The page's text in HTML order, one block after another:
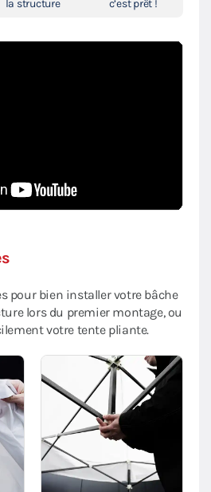
la structure
c’est prêt !
pour bien installer votre bâche
lors du premier montage, ou
votre tente pliante.